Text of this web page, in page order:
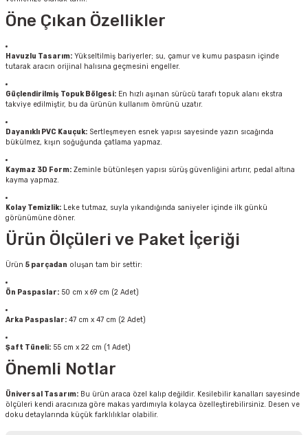
Öne Çıkan Özellikler
Havuzlu Tasarım: Yükseltilmiş bariyerler; su, çamur ve kumu paspasın içinde
tutarak aracın orijinal halısına geçmesini engeller.
Güçlendirilmiş Topuk Bölgesi: En hızlı aşınan sürücü tarafı topuk alanı ekstra
takviye edilmiştir, bu da ürünün kullanım ömrünü uzatır.
Dayanıklı PVC Kauçuk: Sertleşmeyen esnek yapısı sayesinde yazın sıcağında
bükülmez, kışın soğuğunda çatlama yapmaz.
Kaymaz 3D Form: Zeminle bütünleşen yapısı sürüş güvenliğini artırır, pedal altına
kayma yapmaz.
Kolay Temizlik: Leke tutmaz, suyla yıkandığında saniyeler içinde ilk günkü
görünümüne döner.
Ürün Ölçüleri ve Paket İçeriği
Ürün 5 parçadan oluşan tam bir settir:
Ön Paspaslar: 50 cm x 69 cm (2 Adet)
Arka Paspaslar: 47 cm x 47 cm (2 Adet)
Şaft Tüneli: 55 cm x 22 cm (1 Adet)
Önemli Notlar
Üniversal Tasarım: Bu ürün araca özel kalıp değildir. Kesilebilir kanalları sayesinde
ölçüleri kendi aracınıza göre makas yardımıyla kolayca özelleştirebilirsiniz. Desen ve
doku detaylarında küçük farklılıklar olabilir.